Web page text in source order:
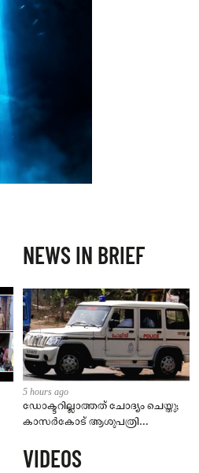
NEWS IN BRIEF
5 hours ago
ഡോക്ടറില്ലാത്തത് ചോദ്യം ചെയ്തു;
കാസർകോട് ആശുപത്രി
നാട്ടുകാർക്കെതിരെ കേസ്
VIDEOS